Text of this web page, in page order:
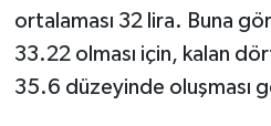
ortalaması 32 lira. Buna
33.22 olması için, kalan
35.6 düzeyinde oluşması